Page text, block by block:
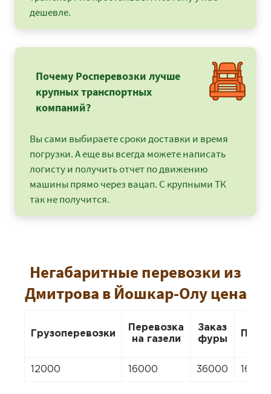
дешевле.
Почему Росперевозки лучше
крупных транспортных
компаний?
Вы сами выбираете сроки доставки и время
погрузки. А еще вы всегда можете написать
логисту и получить отчет по движению
машины прямо через вацап. С крупными ТК
так не получится.
Негабаритные перевозки из
Дмитрова в Йошкар-Олу цена
Грузоперевозки
Перевозка
на газели
Заказ
фуры
12000 16000 36000 16000